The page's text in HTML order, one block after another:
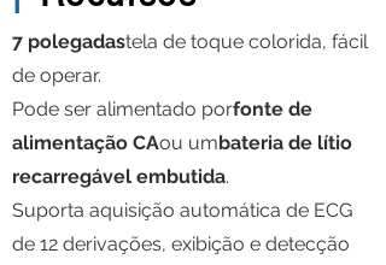
7 polegadastela de toque colorida, fácil
de operar.
Pode ser alimentado porfonte de
alimentação CAou umbateria de lítio
recarregável embutida.
Suporta aquisição automática de ECG
de 12 derivações, exibição e detecção